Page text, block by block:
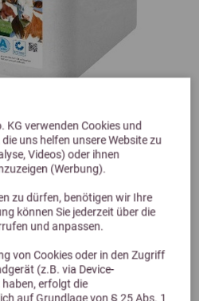
KG verwenden Cookies und
uns helfen unsere Website zu
Videos) oder ihnen
(Werbung).
zu dürfen, benötigen wir Ihre
können Sie jederzeit über die
und anpassen.
von Cookies oder in den Zugriff
(z.B. via Device-
erfolgt die
auf Grundlage von § 25 Abs. 1
5,0 (4 Bewertungen)
Salzleckstein
mit Salz, Mineralien und
5,99 €